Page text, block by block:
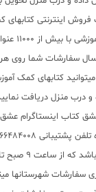
اینترنتی کتابهای
سفارشات شما روی
کتابهای کمک
و درب منزل دریافت
کتاب اینستاگرام عشق
سفارشات شهرستانها